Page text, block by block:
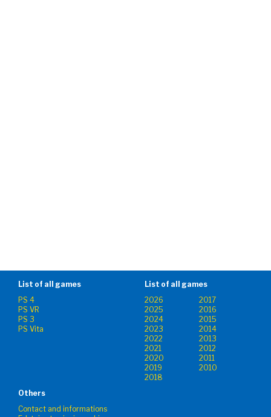
List of all games
PS 4
PS VR
PS 3
PS Vita
List of all games
2026
2017
2025
2016
2024
2015
2023
2014
2022
2013
2021
2012
2020
2011
2019
2010
2018
Others
Contact and informations